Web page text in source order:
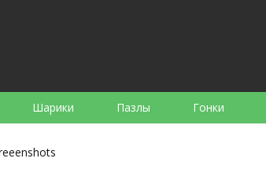
Шарики Пазлы Гонки